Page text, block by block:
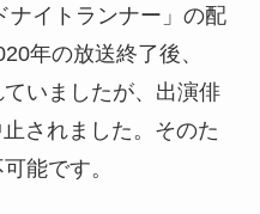
ナイトランナー」の配
年の放送終了後、
いましたが、出演俳
されました。そのた
能です。